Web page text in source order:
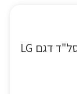
מכונת כביסה 10.5 ק"ג 1400 סל"ד דגם LG